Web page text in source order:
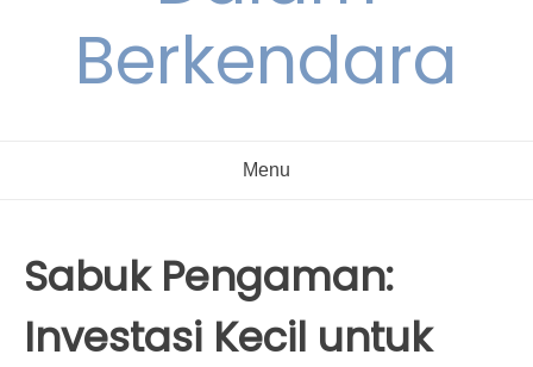
Berkendara
Menu
Sabuk Pengaman:
Investasi Kecil untuk